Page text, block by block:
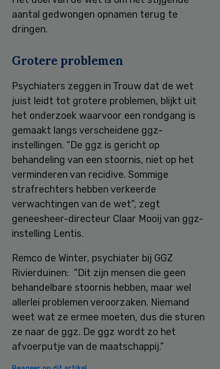
aantal gedwongen opnamen terug te
dringen.
Grotere problemen
Psychiaters zeggen in Trouw dat de wet
juist leidt tot grotere problemen, blijkt uit
het onderzoek waarvoor een rondgang is
gemaakt langs verscheidene ggz-
instellingen. “De ggz is gericht op
behandeling van een stoornis, niet op het
verminderen van recidive. Sommige
strafrechters hebben verkeerde
verwachtingen van de wet”, zegt
geneesheer-directeur Claar Mooij van ggz-
instelling Lentis.
Remco de Winter, psychiater bij GGZ
Rivierduinen: “Dit zijn mensen die geen
behandelbare stoornis hebben, maar wel
allerlei problemen veroorzaken. Niemand
weet wat ze ermee moeten, dus die sturen
ze naar de ggz. De ggz wordt zo het
afvoerputje van de maatschappij.”